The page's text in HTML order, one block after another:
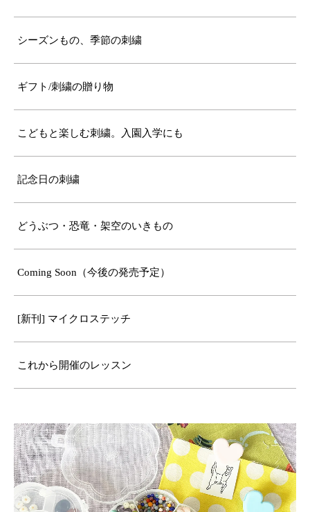
シーズンもの、季節の刺繍
ギフト/刺繍の贈り物
こどもと楽しむ刺繍。入園入学にも
記念日の刺繍
どうぶつ・恐竜・架空のいきもの
Coming Soon（今後の発売予定）
[新刊] マイクロステッチ
これから開催のレッスン